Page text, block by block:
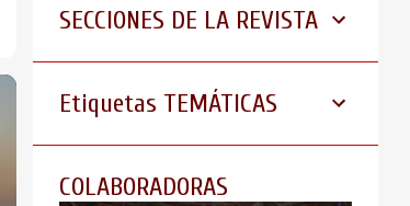
SECCIONES DE LA REVISTA
Etiquetas TEMÁTICAS
COLABORADORAS